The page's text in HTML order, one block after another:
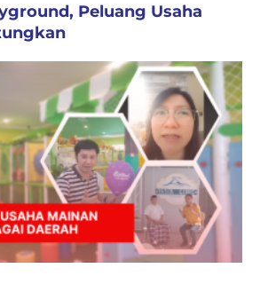
Peluang Usaha